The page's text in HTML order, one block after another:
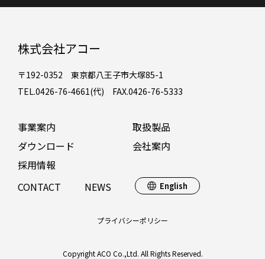
株式会社アコー
〒192-0352 東京都八王子市大塚85-1
TEL.0426-76-4661(代) FAX.0426-76-5333
事業案内
取扱製品
ダウンロード
会社案内
採用情報
CONTACT
NEWS English
プライバシーポリシー
Copyright ACO Co.,Ltd. All Rights Reserved.